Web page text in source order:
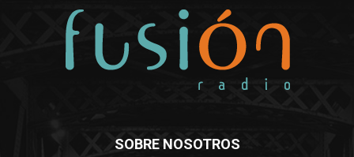
SOBRE NOSOTROS